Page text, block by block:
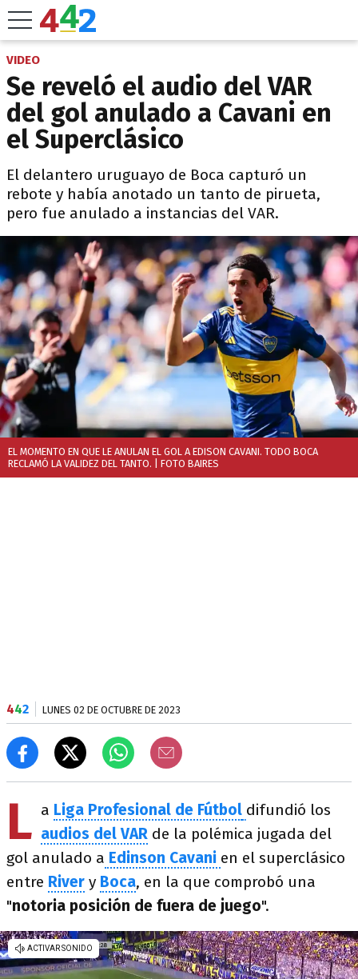
VIDEO
Se reveló el audio del VAR
del gol anulado a Cavani en
el Superclásico
El delantero uruguayo de Boca capturó un
rebote y había anotado un tanto de pirueta,
pero fue anulado a instancias del VAR.
EL MOMENTO EN QUE LE ANULAN EL GOL A EDISON CAVANI. TODO BOCA
RECLAMÓ LA VALIDEZ DEL TANTO. | FOTO BAIRES
442 LUNES 02 DE OCTUBRE DE 2023
L a Liga Profesional de Fútbol difundió los
audios del VAR de la polémica jugada del
gol anulado a Edinson Cavani en el superclásico
entre River y Boca, en la que comprobó una
"notoria posición de fuera de juego".